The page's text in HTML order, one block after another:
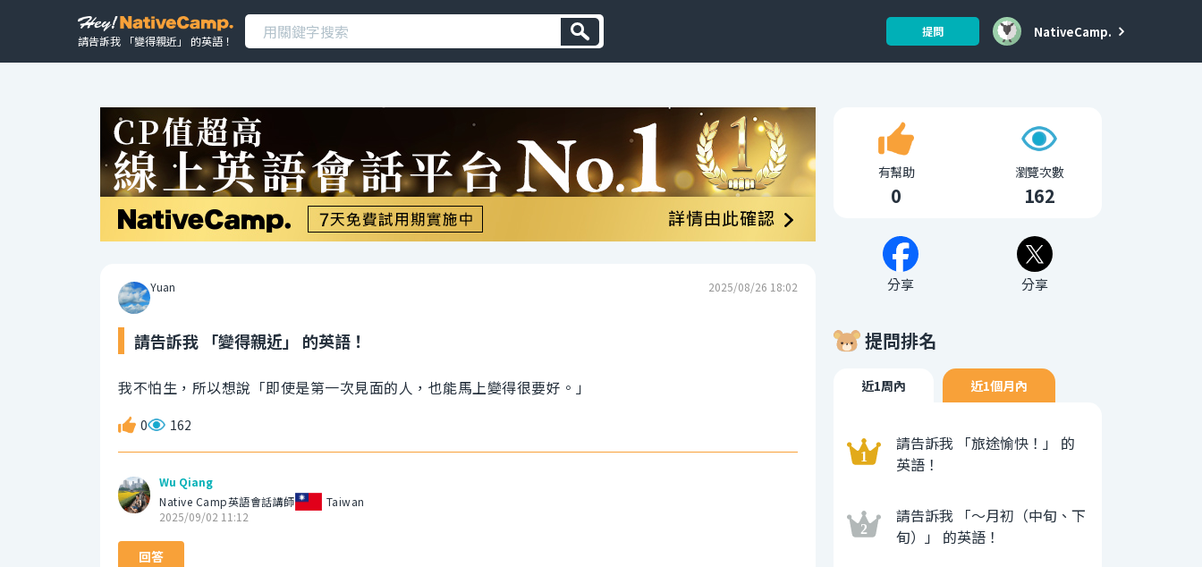
請告訴我 「變得親近」 的英語！
提問 NativeCamp.
Yuan 2025/08/26 18:02
請告訴我 「變得親近」 的英語！
我不怕生，所以想說「即使是第一次見面的人，也能馬上變得很要好。」
0 162
Wu Qiang
Native Camp英語會話講師
Taiwan
2025/09/02 11:12
回答
有幫助
0
瀏覽次數
162
分享 分享
提問排名
近1周內 近1個月內
請告訴我 「旅途愉快！」 的
英語！
請告訴我 「〜月初（中旬、下
旬）」 的英語！